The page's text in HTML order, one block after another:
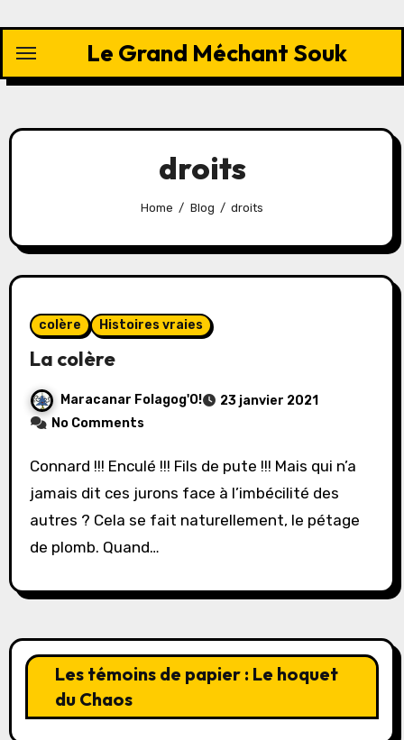
content
Le Grand Méchant Souk
droits
Home Blog droits
colère Histoires vraies
La colère
Maracanar Folagog'O!
23 janvier 2021
No Comments
Connard !!! Enculé !!! Fils de pute !!! Mais qui n’a
jamais dit ces jurons face à l’imbécilité des
autres ? Cela se fait naturellement, le pétage
de plomb. Quand…
Les témoins de papier : Le hoquet
du Chaos